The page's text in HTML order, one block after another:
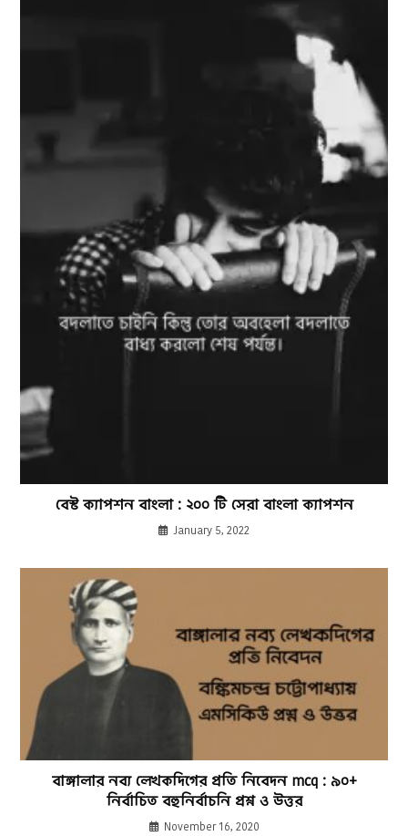
বেস্ট ক্যাপশন বাংলা : ২০০ টি সেরা বাংলা ক্যাপশন
January 5, 2022
বাঙ্গালার নব্য লেখকদিগের প্রতি নিবেদন mcq : ৯০+
নির্বাচিত বহুনির্বাচনি প্রশ্ন ও উত্তর
November 16, 2020